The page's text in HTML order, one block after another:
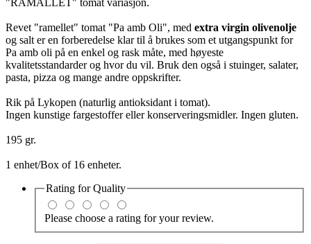
Revet "ramellet" tomat "Pa amb Oli", med extra virgin olivenolje
og salt er en forberedelse klar til å brukes som et utgangspunkt for
Pa amb oli på en enkel og rask måte, med høyeste
kvalitetsstandarder og hvor du vil. Bruk den også i stuinger, salater,
pasta, pizza og mange andre oppskrifter.
Rik på Lykopen (naturlig antioksidant i tomat).
Ingen kunstige fargestoffer eller konserveringsmidler. Ingen gluten.
195 gr.
1 enhet/Box of 16 enheter.
Rating forQuality
Please choose a rating for your review.